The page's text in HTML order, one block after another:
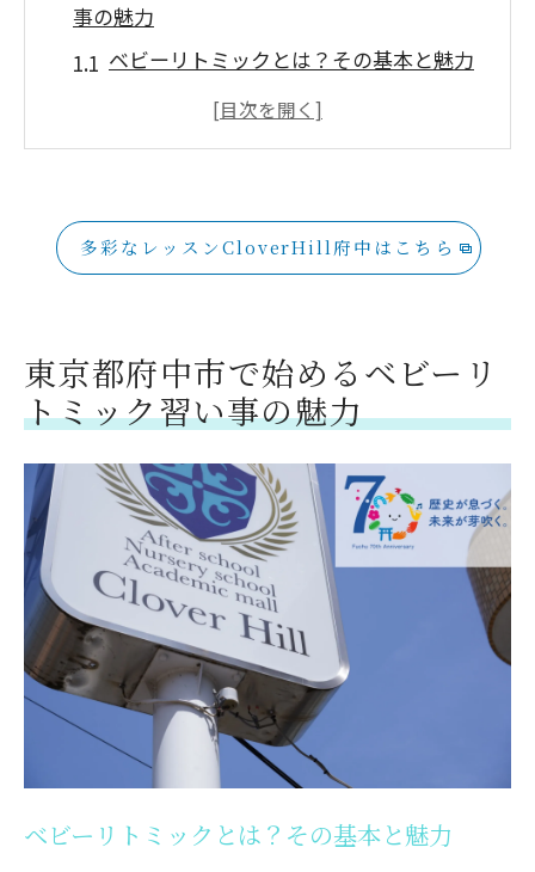
事の魅力
ベビーリトミックとは？その基本と魅力
東京都府中市でリトミック教室を選ぶポ
イント
リトミックが赤ちゃんにもたらす効果と
は
リトミックで育む感性と基礎体力
幼児期の創造力を育むアートクラスのおすす
めポイント
幼児期のアートクラスの重要性
東京都府中市で選ぶアートクラスのポイ
ント
創造力を引き出すアート活動の種類
アートクラスで学べることとは？
府中市で人気のアートクラス紹介
アートクラスが子供にもたらす効果とそ
の理由
グ教室の魅力
多彩なレッスンCloverHill府中はこちら
東京都府中市で始めるベビーリ
トミック習い事の魅力
ベビーリトミックとは？その基本と魅力